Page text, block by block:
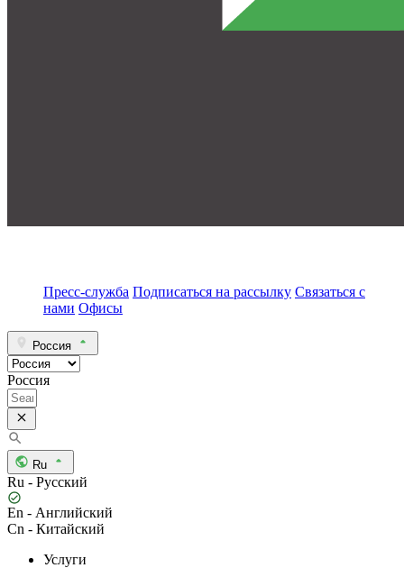
Пресс-служба Подписаться на рассылку Связаться с
нами Офисы
Россия
Россия
Ru
Ru - Русский
En - Английский
Cn - Китайский
Услуги